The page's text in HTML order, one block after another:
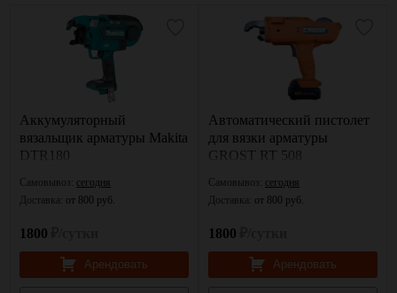
Аккумуляторный
вязальщик арматуры Makita
DTR180
Самовывоз: сегодня
Доставка: от 800 руб.
1800
Арендовать
Автоматический пистолет
для вязки арматуры
GROST RT 508
Самовывоз: сегодня
Доставка: от 800 руб.
1800
Арендовать